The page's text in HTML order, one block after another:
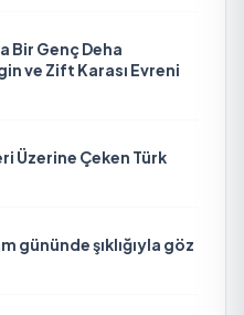
Bir Genç Deha
ve Zift Karası Evreni
Üzerine Çeken Türk
gününde şıklığıyla göz